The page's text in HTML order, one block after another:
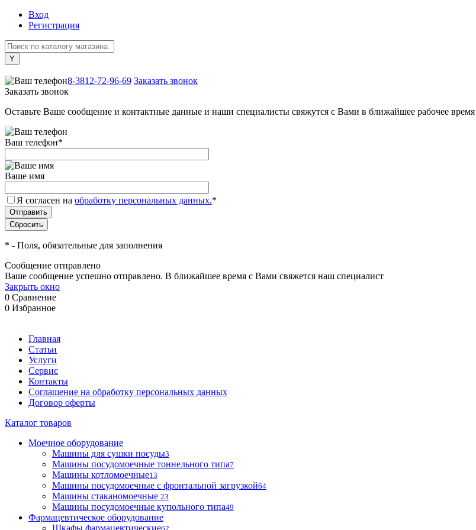
Вход
Регистрация
8-3812-72-96-69 Заказать звонок
Заказать звонок
Оставьте Ваше сообщение и контактные данные и наши специалисты свяжутся с Вами в ближайшее рабочее
Ваш телефон*
Ваше имя
Я согласен на обработку персональных данных.*
* - Поля, обязательные для заполнения
Сообщение отправлено
Ваше сообщение успешно отправлено. В ближайшее время с Вами свяжется наш специалист
Закрыть окно
0 Сравнение
0 Избранное
Главная
Статьи
Услуги
Сервис
Контакты
Соглашение на обработку персональных данных
Договор оферты
Каталог товаров
Моечное оборудование
Машины для сушки посуды3
Машины посудомоечные тоннельного типа7
Машины котломоечные13
Машины посудомоечные с фронтальной загрузкой64
Машины стаканомоечные 23
Машины посудомоечные купольного типа49
Фармацевтическое оборудование
Шкафы фармацевтические